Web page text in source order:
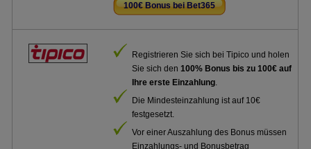
100€ Bonus bei Bet365
Registrieren Sie sich bei Tipico und holen
Sie sich den100% Bonus bis zu 100€ auf
Ihre erste Einzahlung.
Die Mindesteinzahlung ist auf 10€
festgesetzt.
Vor einer Auszahlung des Bonus müssen
Einzahlungs- und Bonusbetrag